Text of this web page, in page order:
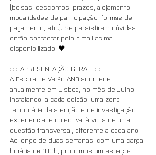
(bolsas, descontos, prazos, alojamento,
modalidades de participação, formas de
pagamento, etc.). Se persistirem dúvidas,
então contactar pelo e-mail acima
disponibilizado. 🖤
:::::: APRESENTAÇÃO GERAL ::::::
A Escola de Verão AND acontece
anualmente em Lisboa, no mês de Julho,
instalando, a cada edição, uma zona
temporária de atenção e de investigação
experiencial e colectiva, à volta de uma
questão transversal, diferente a cada ano.
Ao longo de duas semanas, com uma carga
horária de 100h, propomos um espaço-